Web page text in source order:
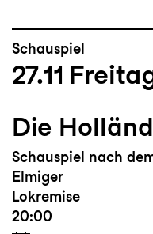
Schauspiel
27.11
Die
Schauspiel nach
Elmiger
Lokremise
20:00